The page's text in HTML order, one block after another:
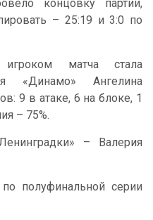
концовку партии,
– 25:19 и 3:0 по
матча стала
«Динамо» Ангелина
9 в атаке, 6 на блоке, 1
– 75%.
– Валерия
полуфинальной серии